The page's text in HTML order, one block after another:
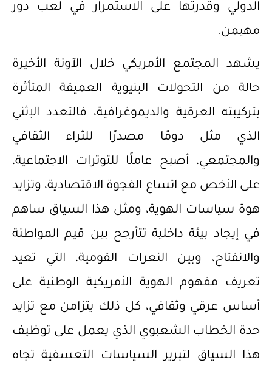
الدولي وقدرتها على الاستمرار في لعب دور
مهيمن.
يشهد المجتمع الأمريكي خلال الآونة الأخيرة
حالة من التحولات البنيوية العميقة المتأثرة
بتركيبته العرقية والديموغرافية، فالتعدد الإثني
الذي مثل دومًا مصدرًا للثراء الثقافي
والمجتمعي، أصبح عاملًا للتوترات الاجتماعية،
على الأخص مع اتساع الفجوة الاقتصادية، وتزايد
هوة سياسات الهوية، ومثل هذا السياق ساهم
في إيجاد بيئة داخلية تتأرجح بين قيم المواطنة
والانفتاح، وبين النعرات القومية، التي تعيد
تعريف مفهوم الهوية الأمريكية الوطنية على
أساس عرقي وثقافي، كل ذلك يتزامن مع تزايد
حدة الخطاب الشعبوي الذي يعمل على توظيف
هذا السياق لتبرير السياسات التعسفية تجاه